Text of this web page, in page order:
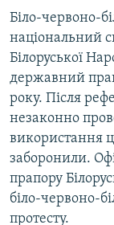
Біло-червоно-
національний
Білоруської
державний
року. Після
незаконно
використання
заборонили.
прапору
біло-червоно-
протесту.